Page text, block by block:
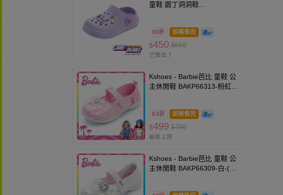
童鞋 園丁洞洞鞋
69折 即將售完
$450 $650
已售出 7
Kshoes - Barbie芭比 童鞋 公
主休閒鞋 BAKP66313-粉紅-
63折 即將售完
$499 $790
最新上架
Kshoes - Barbie芭比 童鞋 公
主休閒鞋 BAKP66309-白-(中